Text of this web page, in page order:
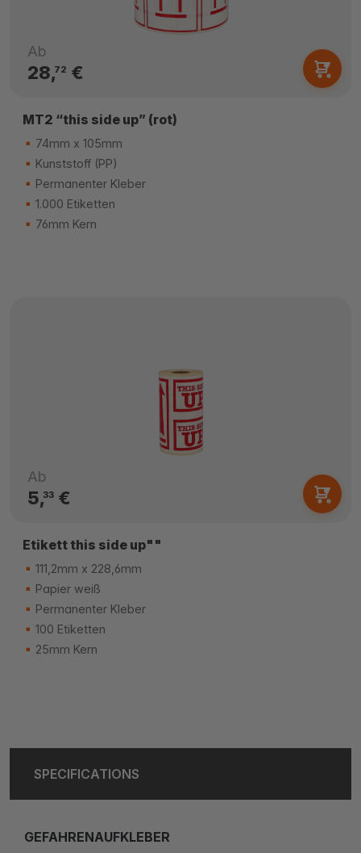
Ab
28,72 €
MT2 “this side up” (rot)
74mm x 105mm
Kunststoff (PP)
Permanenter Kleber
1.000 Etiketten
76mm Kern
Ab
5,33€
Etikett this side up""
111,2mm x 228,6mm
Papier weiß
Permanenter Kleber
100 Etiketten
25mm Kern
SPECIFICATIONS
GEFAHRENAUFKLEBER